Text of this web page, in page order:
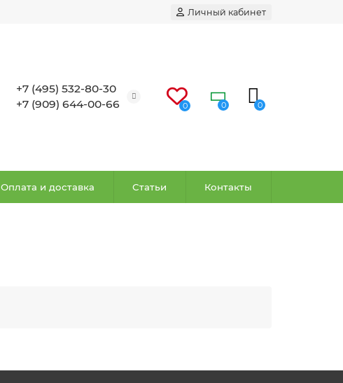
Личный кабинет
+7 (495) 532-80-30
+7 (909) 644-00-66
0 0 0
Оплата и доставка Статьи Контакты